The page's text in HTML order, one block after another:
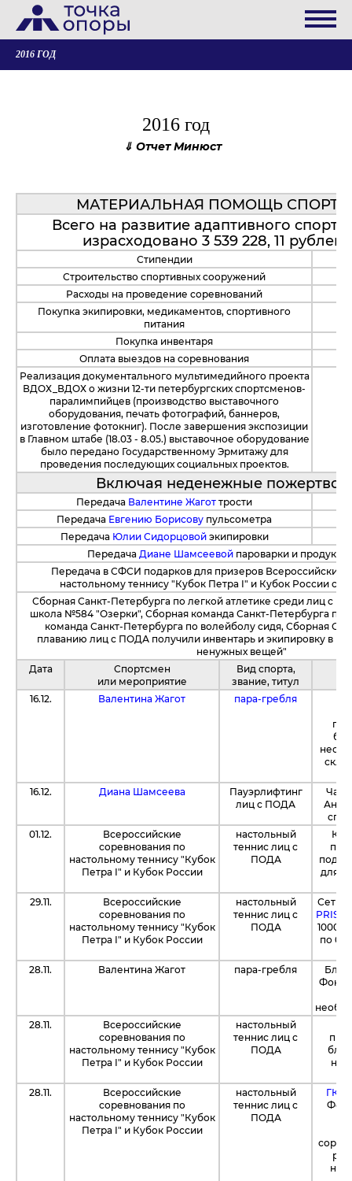
2016 ГОД
2016 год
Отчет Минюст
МАТЕРИАЛЬНАЯ ПОМОЩЬ
Всего на развитие адаптивного спорта
израсходовано 3 539 228, 11 рублей,
Стипендии
Строительство спортивных сооружений
Расходы на проведение соревнований
Покупка экипировки, медикаментов, спортивного
питания
Покупка инвентаря
Оплата выездов на соревнования
Реализация документального мультимедийного проекта
ВДОХ_ВДОХ о жизни 12-ти петербургских спортсменов-
паралимпийцев (производство выставочного
оборудования, печать фотографий, баннеров,
изготовление фотокниг). После завершения экспозиции
в Главном штабе (18.03 - 8.05.) выставочное оборудование
было передано Государственному Эрмитажу для
проведения последующих социальных проектов.
Включая неденежные
Передача Валентине Жаготтрости
Передача Евгению Борисову пульсометра
Передача Юлии Сидорцовойэкипировки
Передача Диане Шамсеевой пароварки и
Передача в СФСИ подарков для призеров Всероссийских
настольному теннису "Кубок Петра I" и Кубок России
Сборная Санкт-Петербурга по легкой атлетике среди лиц с
школа №584 "Озерки", Сборная команда Санкт-Петербурга по
команда Санкт-Петербурга по волейболу сидя, Сборная
плаванию лиц с ПОДА получили инвентарь и экипировку в
ненужных вещей"
Дата
Спортсмен
или мероприятие
Вид спорта,
звание, титул
16.12.
Валентина Жагот пара-гребля
16.12.
Диана Шамсеева
Пауэрлифтинг
лиц с ПОДА
Анна
01.12.
Всероссийские
соревнования по
настольному теннису "Кубок
Петра I" и Кубок России
настольный
теннис лиц с
ПОДА
для
29.11.
Всероссийские
соревнования по
настольному теннису "Кубок
Петра I" и Кубок России
настольный
теннис лиц с
ПОДА
Сеть
1000
по 0,5
28.11. Валентина Жагот пара-гребля
Фонд
28.11.
Всероссийские
соревнования по
настольному теннису "Кубок
Петра I" и Кубок России
настольный
теннис лиц с
ПОДА
28.11.
Всероссийские
соревнования по
настольному теннису "Кубок
Петра I" и Кубок России
настольный
теннис лиц с
ПОДА
ГК